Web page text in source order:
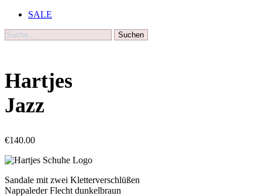
SALE
Suche
Hartjes
Jazz
€140.00
Sandale mit zwei Kletterverschlüßen
Nappaleder Flecht dunkelbraun